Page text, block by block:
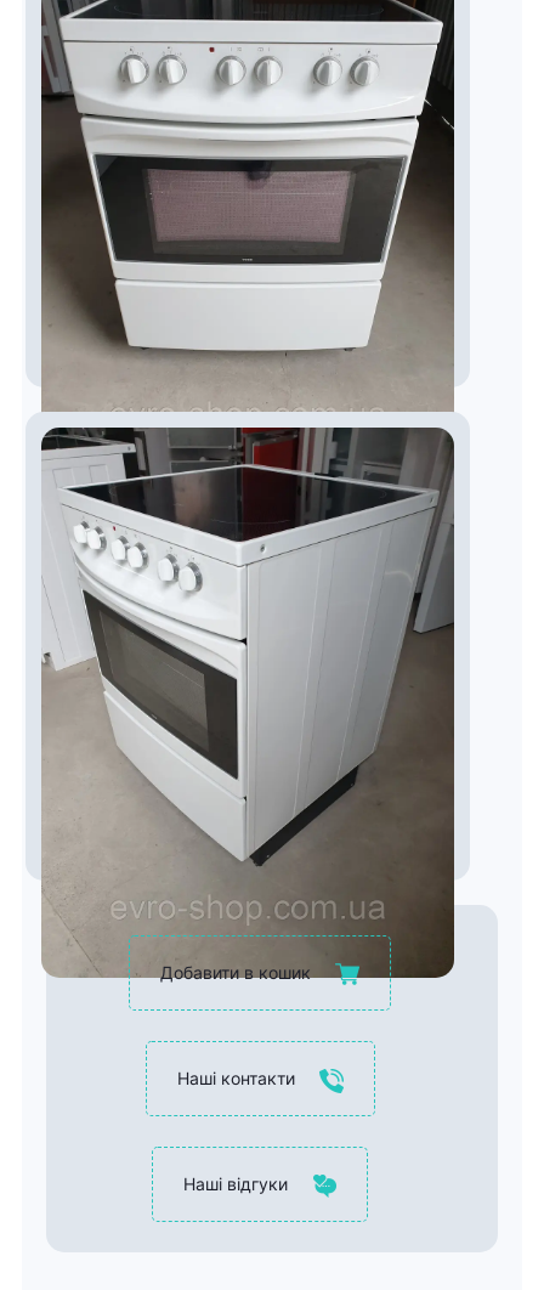
Добавити в кошик
Наші контакти
Наші відгуки